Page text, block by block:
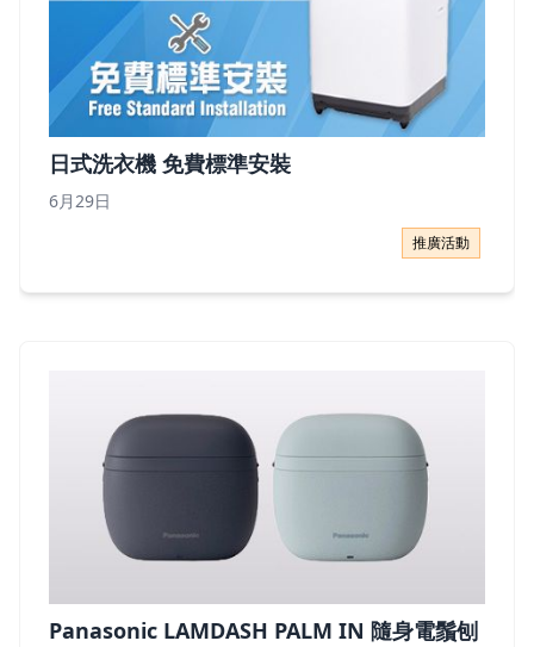
日式洗衣機 免費標準安裝
6月29日
推廣活動
Panasonic LAMDASH PALM IN 隨身電鬚刨